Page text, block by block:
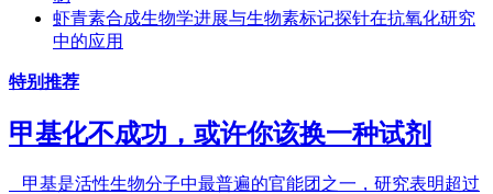
虾青素合成生物学进展与生物素标记探针在抗氧化研究
中的应用
特别推荐
甲基化不成功，或许你该换一种试剂
甲基是活性生物分子中最普遍的官能团之一，研究表明超过